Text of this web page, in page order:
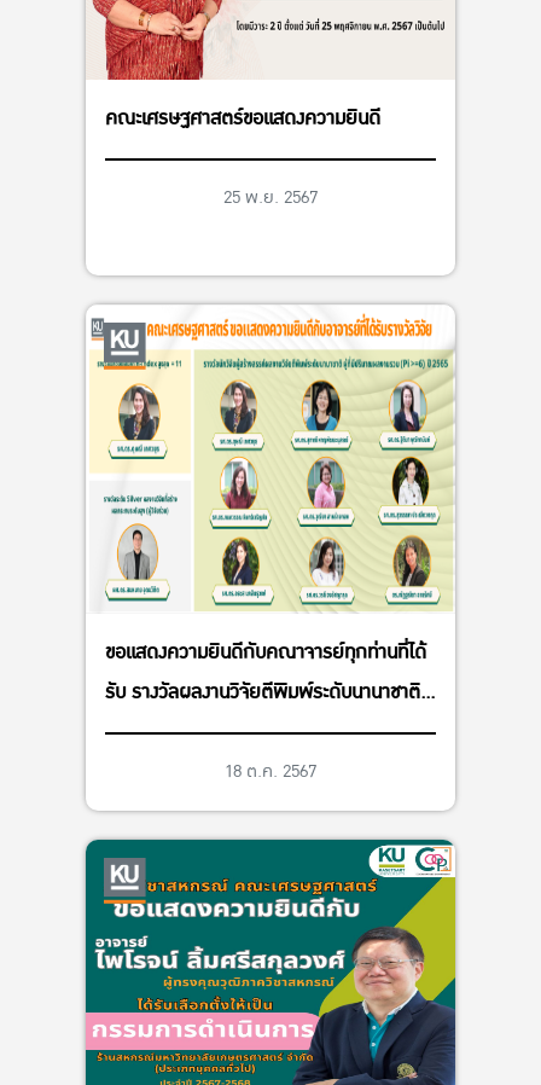
คณะเศรษฐศาสตร์ขอแสดงความยินดี
25 พ.ย. 2567
ขอแสดงความยินดีกับคณาจารย์ทุกท่านที่ได้
รับ รางวัลผลงานวิจัยตีพิมพ์ระดับนานาชาติ
ปี 2565 และ รางวัลผลงานวิจัยที่สร้างผลกระ
ทบ ปี 2567 ของมหาวิทยาลัยเกษตรศาสตร์
18 ต.ค. 2567